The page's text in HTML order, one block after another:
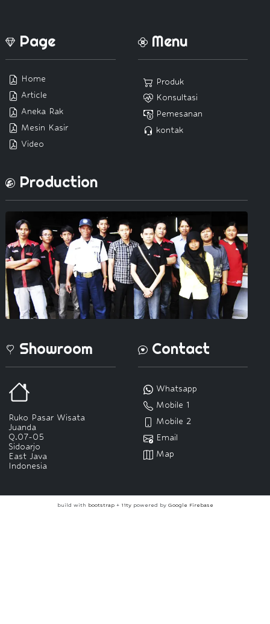
Page
Home
Article
Aneka Rak
Mesin Kasir
Video
Menu
Produk
Konsultasi
Pemesanan
kontak
Production
Showroom
Ruko Pasar Wisata
Juanda
Q.07-05
Sidoarjo
East Java
Indonesia
Contact
Whatsapp
Mobile 1
Mobile 2
Email
Map
build with bootstrap+ 11typowered by Google Firebase